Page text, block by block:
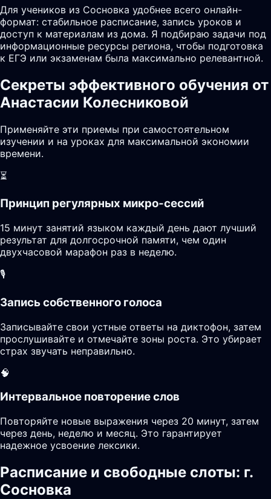
Для учеников из Сосновка удобнее всего онлайн-
формат: стабильное расписание, запись уроков и
доступ к материалам из дома. Я подбираю задачи под
информационные ресурсы региона, чтобы подготовка
к ЕГЭ или экзаменам была максимально релевантной.
Секреты эффективного обучения от
Анастасии Колесниковой
Применяйте эти приемы при самостоятельном
изучении и на уроках для максимальной экономии
времени.
⏳
Принцип регулярных микро-сессий
15 минут занятий языком каждый день дают лучший
результат для долгосрочной памяти, чем один
двухчасовой марафон раз в неделю.
🎙️
Запись собственного голоса
Записывайте свои устные ответы на диктофон, затем
прослушивайте и отмечайте зоны роста. Это убирает
страх звучать неправильно.
🧠
Интервальное повторение слов
Повторяйте новые выражения через 20 минут, затем
через день, неделю и месяц. Это гарантирует
надежное усвоение лексики.
Расписание и свободные слоты: г.
Сосновка